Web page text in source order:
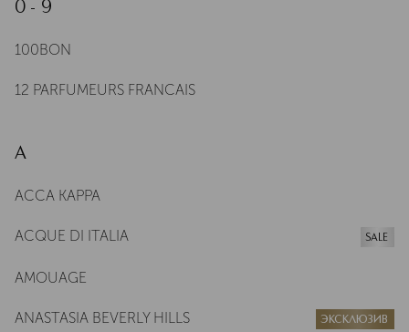
0 - 9
100BON
12 PARFUMEURS FRANCAIS
A
ACCA KAPPA
ACQUE DI ITALIA SALE
AMOUAGE
ANASTASIA BEVERLY HILLS ЭКСКЛЮЗИВ